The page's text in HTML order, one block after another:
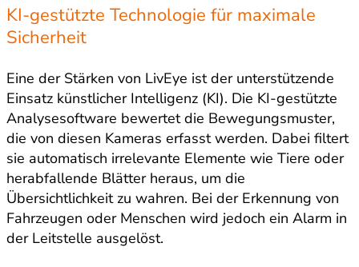
KI-gestützte Technologie für maximale
Sicherheit
Eine der Stärken von LivEye ist der unterstützende
Einsatz künstlicher Intelligenz (KI). Die KI-gestützte
Analysesoftware bewertet die Bewegungsmuster,
die von diesen Kameras erfasst werden. Dabei filtert
sie automatisch irrelevante Elemente wie Tiere oder
herabfallende Blätter heraus, um die
Übersichtlichkeit zu wahren. Bei der Erkennung von
Fahrzeugen oder Menschen wird jedoch ein Alarm in
der Leitstelle ausgelöst.